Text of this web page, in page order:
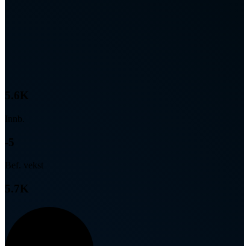
5.6K
Innb.
-5
Bef. vekst
5.7K